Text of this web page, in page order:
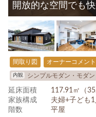
開放的な空間でも
間取り図 オーナーコメント
内観 シンプルモダン・モダン
延床面積
117.91㎡（
家族構成
夫婦+子ども1
階数
平屋